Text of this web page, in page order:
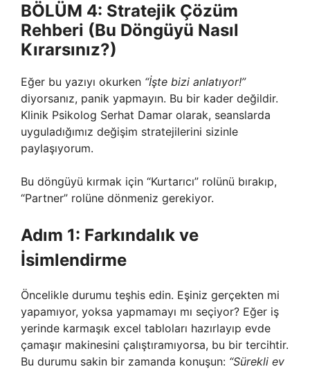
BÖLÜM 4: Stratejik Çözüm
Rehberi (Bu Döngüyü Nasıl
Kırarsınız?)
Eğer bu yazıyı okurken “İşte bizi anlatıyor!”
diyorsanız, panik yapmayın. Bu bir kader değildir.
Klinik Psikolog Serhat Damar olarak, seanslarda
uyguladığımız değişim stratejilerini sizinle
paylaşıyorum.
Bu döngüyü kırmak için “Kurtarıcı” rolünü bırakıp,
“Partner” rolüne dönmeniz gerekiyor.
Adım 1: Farkındalık ve
İsimlendirme
Öncelikle durumu teşhis edin. Eşiniz gerçekten mi
yapamıyor, yoksa yapmamayı mı seçiyor? Eğer iş
yerinde karmaşık excel tabloları hazırlayıp evde
çamaşır makinesini çalıştıramıyorsa, bu bir tercihtir.
Bu durumu sakin bir zamanda konuşun: “Sürekli ev